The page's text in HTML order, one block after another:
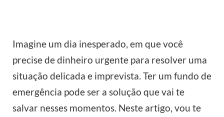
Imagine um dia inesperado, em que você
precise de dinheiro urgente para resolver uma
situação delicada e imprevista. Ter um fundo de
emergência pode ser a solução que vai te
salvar nesses momentos. Neste artigo, vou te